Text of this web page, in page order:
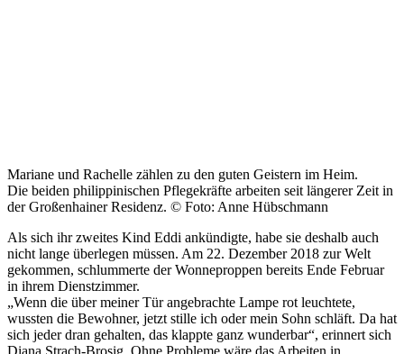
Mariane und Rachelle zählen zu den guten Geistern im Heim.
Die beiden philippinischen Pflegekräfte arbeiten seit längerer Zeit in
der Großenhainer Residenz. © Foto: Anne Hübschmann
Als sich ihr zweites Kind Eddi ankündigte, habe sie deshalb auch
nicht lange überlegen müssen. Am 22. Dezember 2018 zur Welt
gekommen, schlummerte der Wonneproppen bereits Ende Februar
in ihrem Dienstzimmer.
„Wenn die über meiner Tür angebrachte Lampe rot leuchtete,
wussten die Bewohner, jetzt stille ich oder mein Sohn schläft. Da hat
sich jeder dran gehalten, das klappte ganz wunderbar“, erinnert sich
Diana Strach-Brosig. Ohne Probleme wäre das Arbeiten in